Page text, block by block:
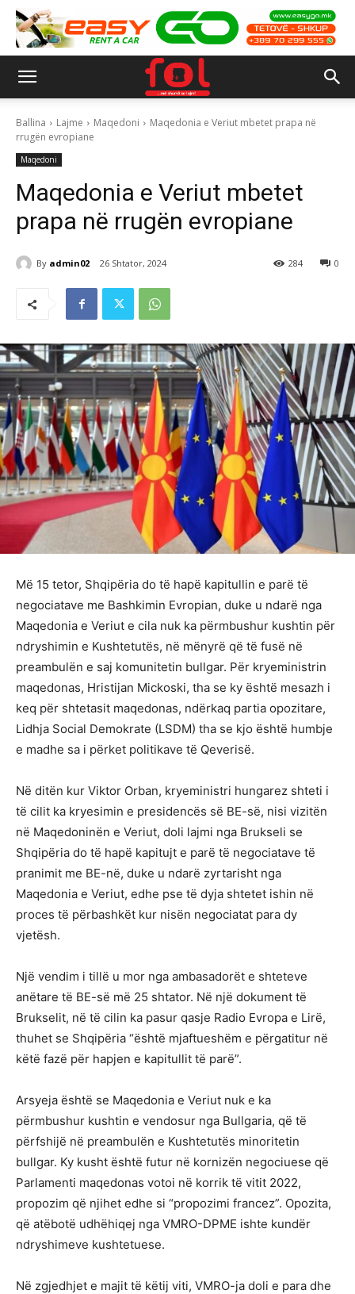
Ballina Lajme Maqedoni
Maqedonia e Veriut mbetet prapa në
rrugën evropiane
Maqedoni
Maqedonia e Veriut mbetet
prapa në rrugën evropiane
By admin02 26 Shtator, 2024 0
284
Më 15 tetor, Shqipëria do të hapë kapitullin e parë të
negociatave me Bashkimin Evropian, duke u ndarë nga
Maqedonia e Veriut e cila nuk ka përmbushur kushtin për
ndryshimin e Kushtetutës, në mënyrë që të fusë në
preambulën e saj komunitetin bullgar. Për kryeministrin
maqedonas, Hristijan Mickoski, tha se ky është mesazh i
keq për shtetasit maqedonas, ndërkaq partia opozitare,
Lidhja Social Demokrate (LSDM) tha se kjo është humbje
e madhe sa i përket politikave të Qeverisë.
Në ditën kur Viktor Orban, kryeministri hungarez shteti i
të cilit ka kryesimin e presidencës së BE-së, nisi vizitën
në Maqedoninën e Veriut, doli lajmi nga Brukseli se
Shqipëria do të hapë kapitujt e parë të negociatave të
pranimit me BE-në, duke u ndarë zyrtarisht nga
Maqedonia e Veriut, edhe pse të dyja shtetet ishin në
proces të përbashkët kur nisën negociatat para dy
vjetësh.
Një vendim i tillë u mor nga ambasadorët e shteteve
anëtare të BE-së më 25 shtator. Në një dokument të
Brukselit, në të cilin ka pasur qasje Radio Evropa e Lirë,
thuhet se Shqipëria “është mjaftueshëm e përgatitur në
këtë fazë për hapjen e kapitullit të parë”.
Arsyeja është se Maqedonia e Veriut nuk e ka
përmbushur kushtin e vendosur nga Bullgaria, që të
përfshijë në preambulën e Kushtetutës minoritetin
bullgar. Ky kusht është futur në kornizën negociuese që
Parlamenti maqedonas votoi në korrik të vitit 2022,
propozim që njihet edhe si “propozimi francez”. Opozita,
që atëbotë udhëhiqej nga VMRO-DPME ishte kundër
ndryshimeve kushtetuese.
Në zgjedhjet e majit të këtij viti, VMRO-ja doli e para dhe